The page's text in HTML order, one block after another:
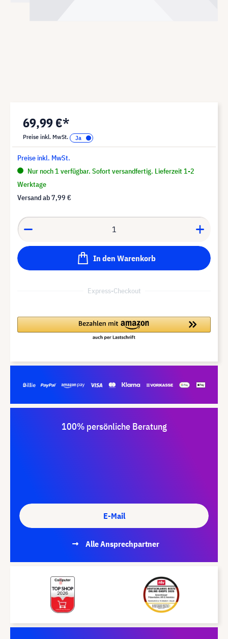
69,99 €*
Preise inkl. MwSt.
Preise inkl. MwSt.
Nur noch 1 verfügbar. Sofort versandfertig. Lieferzeit 1-2
Werktage
Versand ab7,99 €
In den Warenkorb
Express-Checkout
100% persönliche Beratung
E-Mail
Alle Ansprechpartner